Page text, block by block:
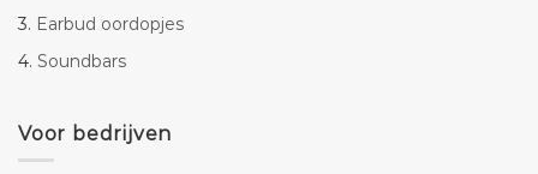
3. Earbud oordopjes
4. Soundbars
Voor bedrijven